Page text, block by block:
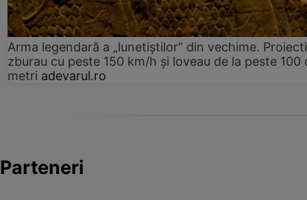
Arma legendară a „lunetiștilor” din vechime.
zburau cu peste 150 km/h și loveau de la peste 100
metri adevarul.ro
Parteneri